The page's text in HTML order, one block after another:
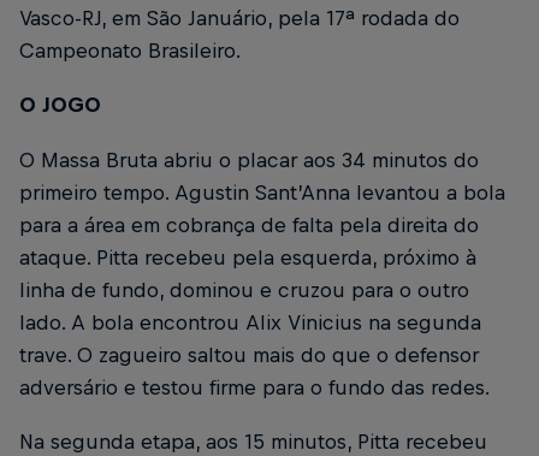
Vasco-RJ, em São Januário, pela 17ª rodada do
Campeonato Brasileiro.
O JOGO
O Massa Bruta abriu o placar aos 34 minutos do
primeiro tempo. Agustin Sant’Anna levantou a bola
para a área em cobrança de falta pela direita do
ataque. Pitta recebeu pela esquerda, próximo à
linha de fundo, dominou e cruzou para o outro
lado. A bola encontrou Alix Vinicius na segunda
trave. O zagueiro saltou mais do que o defensor
adversário e testou firme para o fundo das redes.
Na segunda etapa, aos 15 minutos, Pitta recebeu